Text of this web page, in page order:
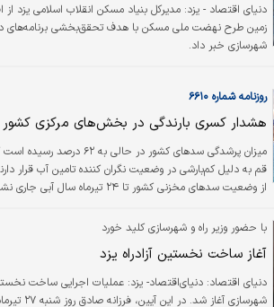
زمین طرح نهضت ملی مسکن با هدف تحقق‌بخشی برنامه‌‌های
شهرسازی خبر داد.
روزنامه شماره ۶۶۱۰
هشدار کسری بارندگی در بخش‌های مرکزی کشور
میزان پرشدگی سدهای کشور در
قم به دلیل کم‌بارشی در وضعیت نگران کننده تامین آب قرار
همچنین از رشد ۱۴ درصدی نسبت به بلندمدت ۱۰ ساله حکایت دارد.
با حضور وزیر راه و شهرسازی کلید خورد
آغاز ساخت نخستین آزادراه یزد
دنیای اقتصاد: دنیای‌اقتصاد- یزد: عملیات اجرایی ساخت